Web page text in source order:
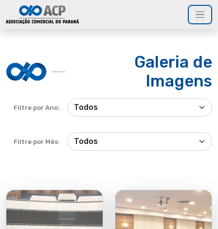
Galeria de
Imagens
Filtre por Ano:
Filtre por Mês: